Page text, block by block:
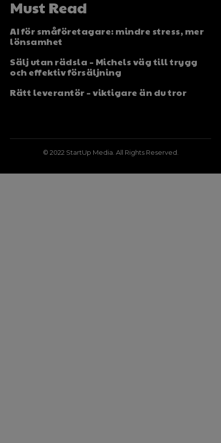
Must Read
AI för småföretagare: mindre stress, mer
lönsamhet
Sälj utan rädsla – Michels väg till trygg
och effektiv försäljning
Rätt leverantör – viktigare än du tror
© 2022 StartUp Media. All Rights Reserved.